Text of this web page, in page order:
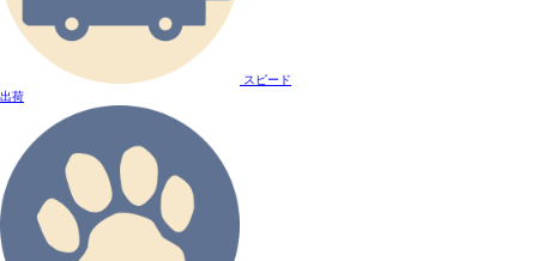
スピード
出荷